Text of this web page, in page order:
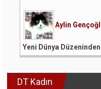
Aylin
Yeni Dünya
DT Kadın